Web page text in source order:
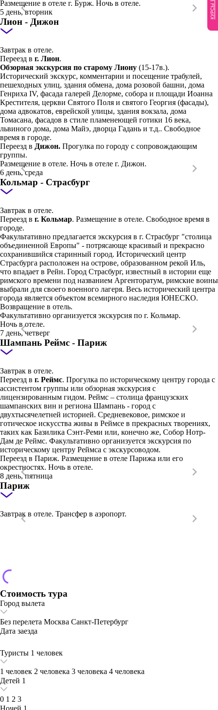
Размещение в отеле г. Бурж. Ночь в отеле.
5 день, вторник
Лион - Дижон
Завтрак в отеле.
Переезд в г. Лион.
Обзорная экскурсия по старому Лиону (15-17в.).
Исторический экскурс, комментарии и посещение трабулей,
пешеходных улиц, здания обмена, дома розовой башни, дома
Генриха IV, фасада галерей Делорме, собора и площади Иоанна
Крестителя, церкви Святого Поля и святого Георгия (фасады),
дома адвокатов, еврейской улицы, здания вокзала, дома
Томасана, фасадов в стиле пламенеющей готики 16 века,
львиного дома, дома Майэ, дворца Гадань и т.д.. Свободное
время в городе.
Переезд в Дижон. Прогулка по городу с сопровождающим
группы.
Размещение в отеле. Ночь в отеле г. Дижон.
6 день, среда
Кольмар - Страсбург
Завтрак в отеле.
Переезд в г. Кольмар. Размещение в отеле. Свободное время в
городе.
Факультативно предлагается экскурсия в г. Страсбург "столица
объединенной Европы" - потрясающе красивый и прекрасно
сохранившийся старинный город. Исторический центр
Страсбурга расположен на острове, образованном рекой Иль,
что впадает в Рейн. Город Страсбург, известный в истории еще
римского времени под названием Аргенторатум, римские воины
выбрали для своего военного лагеря. Весь исторический центра
города является объектом всемирного наследия ЮНЕСКО.
Возвращение в отель.
Факультативно организуется экскурсия по г. Кольмар.
Ночь в отеле.
7 день, четверг
Шампань Реймс - Париж
Завтрак в отеле.
Переезд в г. Реймс. Прогулка по историческому центру города с
ассистентом группы или обзорная экскурсия с
лицензированным гидом. Реймс – столица французских
шампанских вин и региона Шампань - город с
двухтысячелетней историей. Средневековое, римское и
готическое искусства живы в Реймсе в прекрасных творениях,
таких как Базилика Сэнт-Реми или, конечно же, Собор Нотр-
Дам де Реймс. Факультативно организуется экскурсия по
историческому центру Реймса с экскурсоводом.
Переезд в Париж. Размещение в отеле Парижа или его
окрестностях. Ночь в отеле.
8 день, пятница
Париж
Завтрак в отеле. Трансфер в аэропорт.
Стоимость тура
Город вылета
Без перелета Москва Санкт-Петербург
Дата заезда
Туристы 1 человек
1 человек 2 человека 3 человека 4 человека
Детей 1
0 1 2 3
Ночей 1